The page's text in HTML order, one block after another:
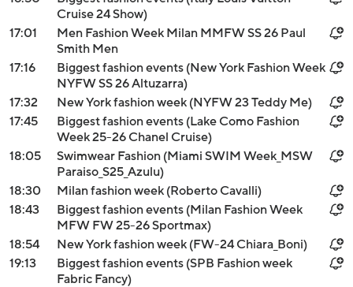
Cruise 24 Show)
17:01
Men Fashion Week Milan MMFW SS 26 Paul
Smith Men
17:16
Biggest fashion events (New York Fashion Week
NYFW SS 26 Altuzarra)
17:32
New York fashion week (NYFW 23 Teddy Me)
17:45
Biggest fashion events (Lake Como Fashion
Week 25-26 Chanel Cruise)
18:05
Swimwear Fashion (Miami SWIM Week_MSW
Paraiso_S25_Azulu)
18:30
Milan fashion week (Roberto Cavalli)
18:43
Biggest fashion events (Milan Fashion Week
MFW FW 25-26 Sportmax)
18:54
New York fashion week (FW-24 Chiara_Boni)
19:13
Biggest fashion events (SPB Fashion week
Fabric Fancy)